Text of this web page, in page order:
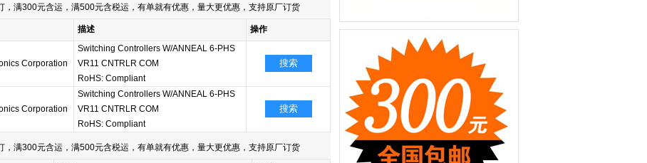
满300元含运，满500元含税运，有单就有优惠，量大更优惠，支持原厂订货
描述 操作
Corporation
Switching Controllers W/ANNEAL 6-PHS
VR11 CNTRLR COM
RoHS: Compliant
搜索
Corporation
Switching Controllers W/ANNEAL 6-PHS
VR11 CNTRLR COM
RoHS: Compliant
搜索
满300元含运，满500元含税运，有单就有优惠，量大更优惠，支持原厂订货